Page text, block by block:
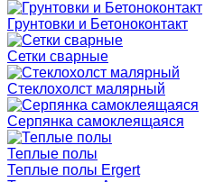
Грунтовки и Бетоноконтакт
Сетки сварные
Cтеклохолст малярный
Серпянка самоклеящаяся
Теплые полы
Теплые полы Ergert